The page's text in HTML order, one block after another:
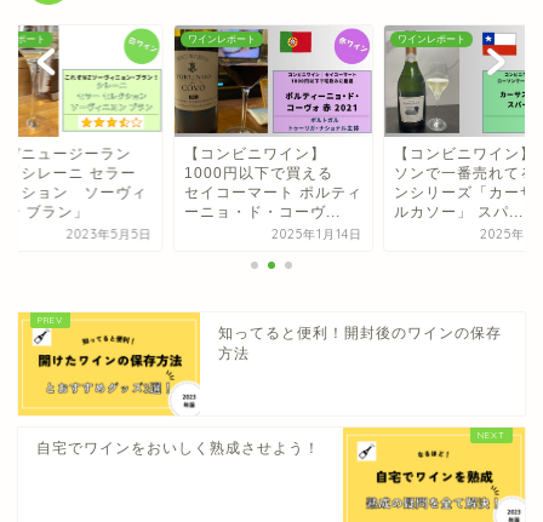
レポート
ぞニュージーラン
「シレーニ セラー
クション ソーヴィ
ン ブラン」
2023年5月5日
ワインレポート
【コンビニワイン】
1000円以下で買える
セイコーマート ポルティ
ーニョ・ド・コーヴ...
2025年1月14日
ワインレポート
【コンビニワイン】
ソンで一番売れてる
ンシリーズ「カーサ
ルカソー」 スパ...
2025年6
知ってると便利！開封後のワインの保存
方法
自宅でワインをおいしく熟成させよう！